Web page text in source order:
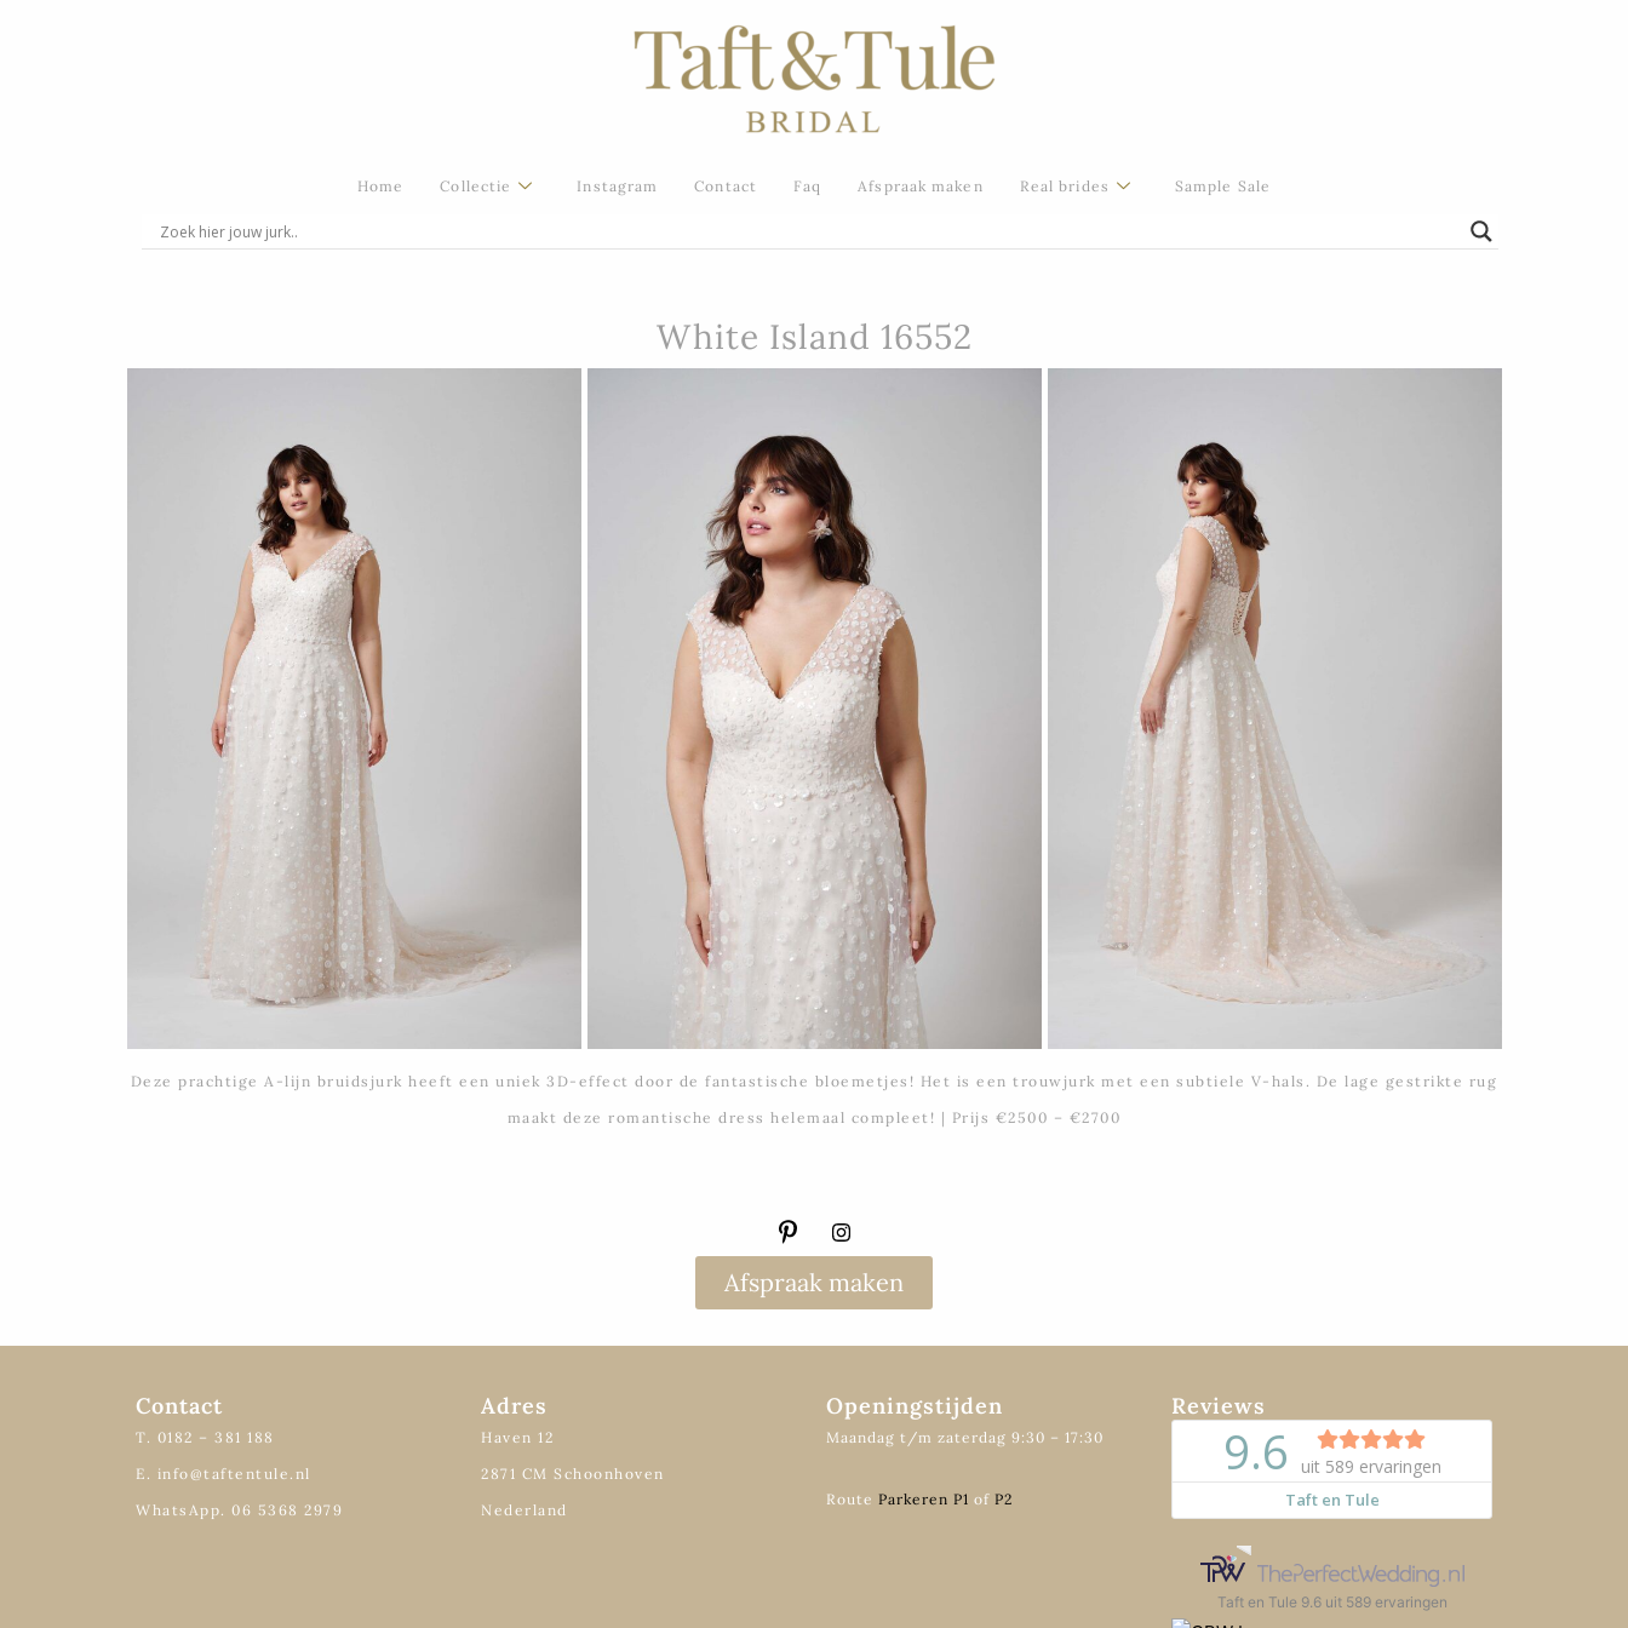
Home Collectie Instagram Contact Faq Afspraak maken Real brides Sample Sale
White Island 16552
Deze prachtige A-lijn bruidsjurk heeft een uniek 3D-effect door de fantastische bloemetjes! Het is een trouwjurk met een subtiele V-hals. De lage gestrikte rug
maakt deze romantische dress helemaal compleet! | Prijs €2500 – €2700
Afspraak maken
Contact
T. 0182 – 381 188
E. info@taftentule.nl
WhatsApp. 06 5368 2979
Adres
Haven 12
2871 CM Schoonhoven
Nederland
Openingstijden
Maandag t/m zaterdag 9:30 – 17:30
Route Parkeren P1 of P2
Reviews
Taft en Tule 9.6uit 589ervaringen